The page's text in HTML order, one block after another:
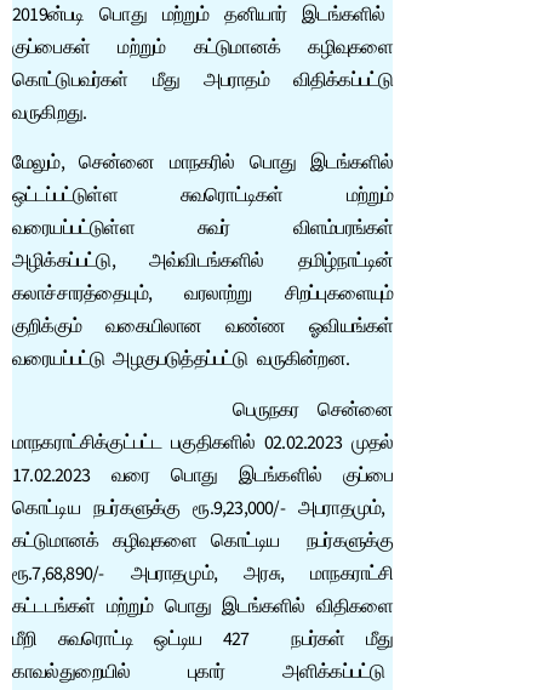
2019ன்படி பொது மற்றும் தனியார் இடங்களில்
குப்பைகள் மற்றும் கட்டுமானக் கழிவுகளை
கொட்டுபவர்கள் மீது அபராதம் விதிக்கப்பட்டு
வருகிறது.
மேலும், சென்னை மாநகரில் பொது இடங்களில்
ஒட்டப்பட்டுள்ள சுவரொட்டிகள் மற்றும்
வரையப்பட்டுள்ள சுவர் விளம்பரங்கள்
அழிக்கப்பட்டு, அவ்விடங்களில் தமிழ்நாட்டின்
கலாச்சாரத்தையும், வரலாற்று சிறப்புகளையும்
குறிக்கும் வகையிலான வண்ண ஓவியங்கள்
வரையப்பட்டு அழகுபடுத்தப்பட்டு வருகின்றன.
பெருநகர சென்னை
மாநகராட்சிக்குட்பட்ட பகுதிகளில் 02.02.2023 முதல்
17.02.2023 வரை பொது இடங்களில் குப்பை
கொட்டிய நபர்களுக்கு ரூ.9,23,000/- அபராதமும்,
கட்டுமானக் கழிவுகளை கொட்டிய நபர்களுக்கு
ரூ.7,68,890/- அபராதமும், அரசு, மாநகராட்சி
கட்டடங்கள் மற்றும் பொது இடங்களில் விதிகளை
மீறி சுவரொட்டி ஒட்டிய 427 நபர்கள் மீது
காவல்துறையில் புகார் அளிக்கப்பட்டு